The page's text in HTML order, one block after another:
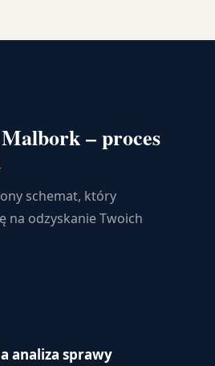
– proces
schemat, który
na odzyskanie Twoich
analiza sprawy